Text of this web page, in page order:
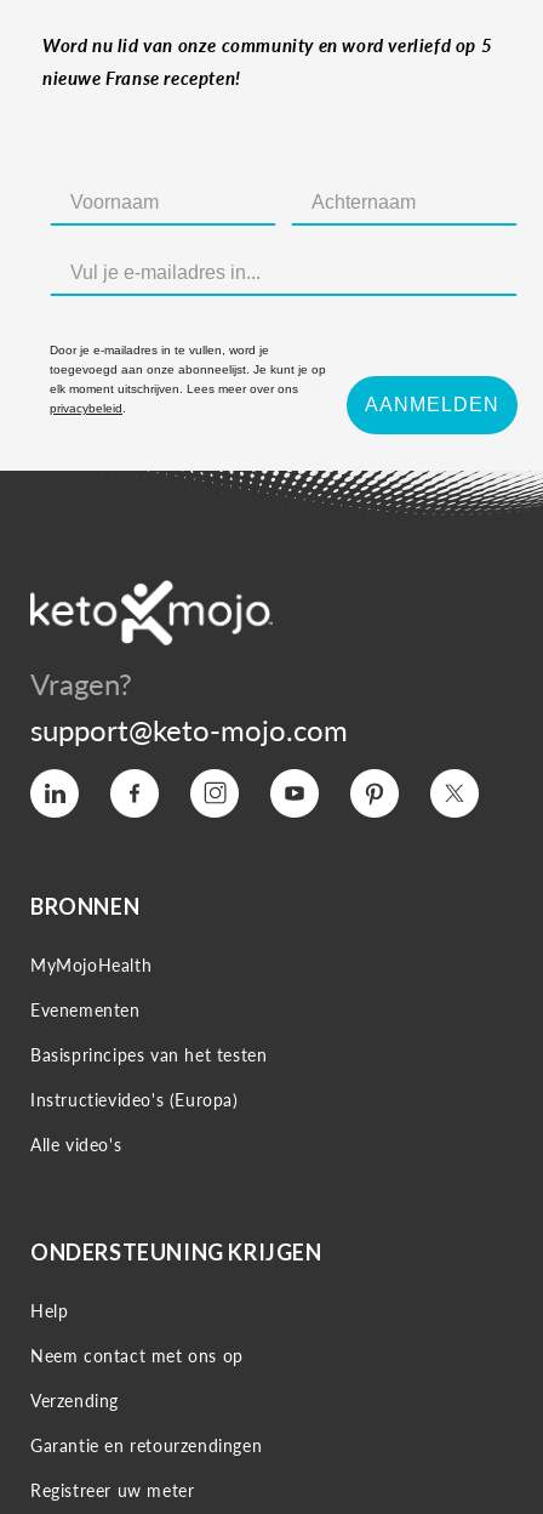
Word nu lid van onze community en word verliefd op 5
nieuwe Franse recepten!
Door je e-mailadres in te vullen, word je
toegevoegd aan onze abonneelijst. Je kunt je op
elk moment uitschrijven. Lees meer over ons
privacybeleid. AANMELDEN
Vragen?
support@keto-mojo.com
Vimeo Facebook Instagram YouTube Pinterest Twitter
BRONNEN
MyMojoHealth
Evenementen
Basisprincipes van het testen
Instructievideo's (Europa)
Alle video's
ONDERSTEUNING KRIJGEN
Help
Neem contact met ons op
Verzending
Garantie en retourzendingen
Registreer uw meter